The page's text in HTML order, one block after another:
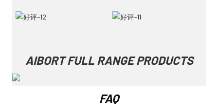
AIBORT FULL RANGE PRODUCTS
FAQ